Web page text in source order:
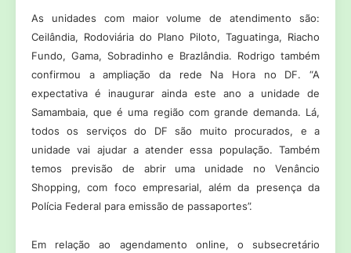
As unidades com maior volume de atendimento são:
Ceilândia, Rodoviária do Plano Piloto, Taguatinga, Riacho
Fundo, Gama, Sobradinho e Brazlândia. Rodrigo também
confirmou a ampliação da rede Na Hora no DF. “A
expectativa é inaugurar ainda este ano a unidade de
Samambaia, que é uma região com grande demanda. Lá,
todos os serviços do DF são muito procurados, e a
unidade vai ajudar a atender essa população. Também
temos previsão de abrir uma unidade no Venâncio
Shopping, com foco empresarial, além da presença da
Polícia Federal para emissão de passaportes”.
Em relação ao agendamento online, o subsecretário